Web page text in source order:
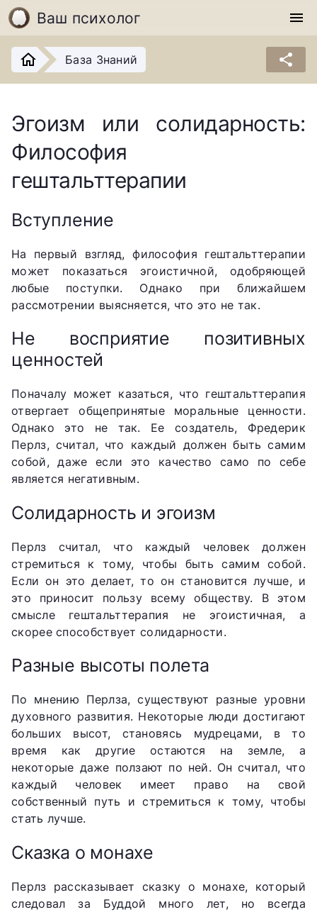
Ваш психолог menu
База Знаний share
Эгоизм или солидарность:
Философия
гештальттерапии
Вступление
На первый взгляд, философия гештальттерапии
может показаться эгоистичной, одобряющей
любые поступки. Однако при ближайшем
рассмотрении выясняется, что это не так.
Не восприятие позитивных
ценностей
Поначалу может казаться, что гештальттерапия
отвергает общепринятые моральные ценности.
Однако это не так. Ее создатель, Фредерик
Перлз, считал, что каждый должен быть самим
собой, даже если это качество само по себе
является негативным.
Солидарность и эгоизм
Перлз считал, что каждый человек должен
стремиться к тому, чтобы быть самим собой.
Если он это делает, то он становится лучше, и
это приносит пользу всему обществу. В этом
смысле гештальттерапия не эгоистичная, а
скорее способствует солидарности.
Разные высоты полета
По мнению Перлза, существуют разные уровни
духовного развития. Некоторые люди достигают
больших высот, становясь мудрецами, в то
время как другие остаются на земле, а
некоторые даже ползают по ней. Он считал, что
каждый человек имеет право на свой
собственный путь и стремиться к тому, чтобы
стать лучше.
Сказка о монахе
Перлз рассказывает сказку о монахе, который
следовал за Буддой много лет, но всегда